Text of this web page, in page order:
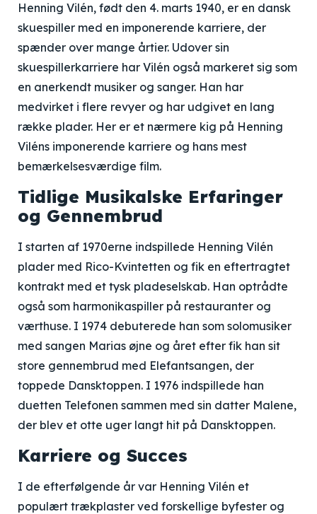
Henning Vilén, født den 4. marts 1940, er en dansk
skuespiller med en imponerende karriere, der
spænder over mange årtier. Udover sin
skuespillerkarriere har Vilén også markeret sig som
en anerkendt musiker og sanger. Han har
medvirket i flere revyer og har udgivet en lang
række plader. Her er et nærmere kig på Henning
Viléns imponerende karriere og hans mest
bemærkelsesværdige film.
Tidlige Musikalske Erfaringer
og Gennembrud
I starten af 1970erne indspillede Henning Vilén
plader med Rico-Kvintetten og fik en eftertragtet
kontrakt med et tysk pladeselskab. Han optrådte
også som harmonikaspiller på restauranter og
værthuse. I 1974 debuterede han som solomusiker
med sangen Marias øjne og året efter fik han sit
store gennembrud med Elefantsangen, der
toppede Dansktoppen. I 1976 indspillede han
duetten Telefonen sammen med sin datter Malene,
der blev et otte uger langt hit på Dansktoppen.
Karriere og Succes
I de efterfølgende år var Henning Vilén et
populært trækplaster ved forskellige byfester og